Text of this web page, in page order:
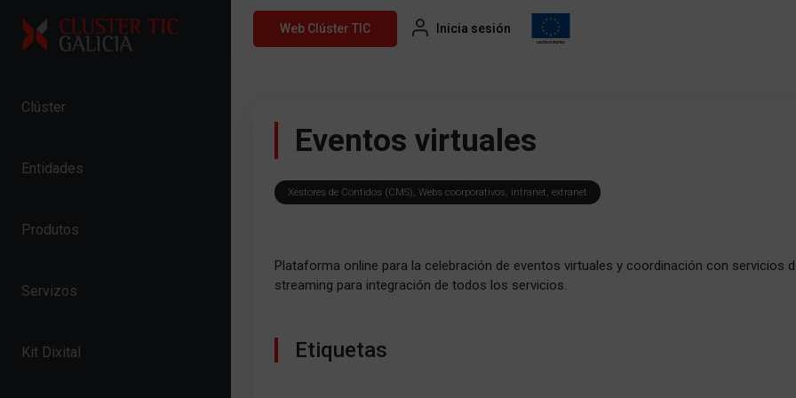
Skip to content
Clúster
Entidades
Produtos
Servizos
Kit Dixital
Web Clúster TIC Inicia sesión
Eventos virtuales
Xestores de Contidos (CMS), Webs coorporativos, intranet, extranet
Plataforma online para la celebración de eventos virtuales y coordinación con servicios
streaming para integración de todos los servicios.
Etiquetas